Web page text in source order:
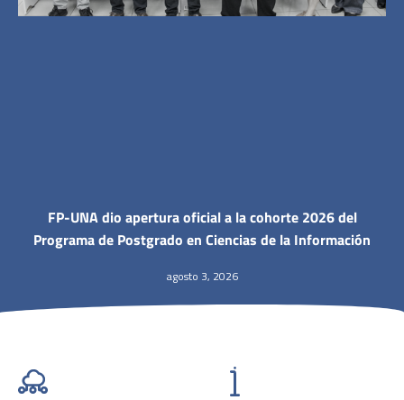
FP-UNA dio apertura oficial a la cohorte 2026 del
Programa de Postgrado en Ciencias de la Información
agosto 3, 2026